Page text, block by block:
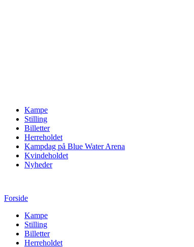
Kampe
Stilling
Billetter
Herreholdet
Kampdag på Blue Water Arena
Kvindeholdet
Nyheder
Forside
Kampe
Stilling
Billetter
Herreholdet